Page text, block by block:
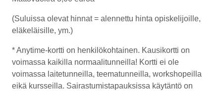
(Suluissa olevat hinnat = alennettu hinta opiskelijoille,
eläkeläisille, ym.)
* Anytime-kortti on henkilökohtainen. Kausikortti on
voimassa kaikilla normaalitunneilla! Kortti ei ole
voimassa laitetunneilla, teematunneilla, workshopeilla
eikä kursseilla. Sairastumistapauksissa käytäntö on